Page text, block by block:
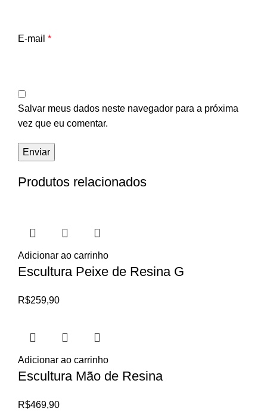
E-mail *
Salvar meus dados neste navegador para a próxima
vez que eu comentar.
Produtos relacionados
Adicionar ao carrinho
Escultura Peixe de Resina G
R$259,90
Adicionar ao carrinho
Escultura Mão de Resina
R$469,90